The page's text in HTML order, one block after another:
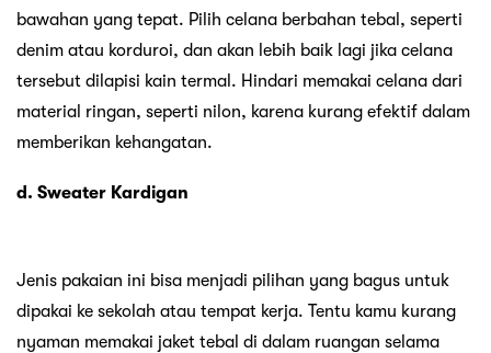
bawahan yang tepat. Pilih celana berbahan tebal, seperti
denim atau korduroi, dan akan lebih baik lagi jika celana
tersebut dilapisi kain termal. Hindari memakai celana dari
material ringan, seperti nilon, karena kurang efektif dalam
memberikan kehangatan.
d. Sweater Kardigan
Jenis pakaian ini bisa menjadi pilihan yang bagus untuk
dipakai ke sekolah atau tempat kerja. Tentu kamu kurang
nyaman memakai jaket tebal di dalam ruangan selama